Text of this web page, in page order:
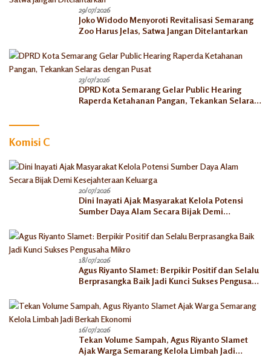
29/07/2026
Joko Widodo Menyoroti Revitalisasi Semarang
Zoo Harus Jelas, Satwa Jangan Ditelantarkan
23/07/2026
DPRD Kota Semarang Gelar Public Hearing
Raperda Ketahanan Pangan, Tekankan Selaras
Komisi C
20/07/2026
Dini Inayati Ajak Masyarakat Kelola Potensi
Sumber Daya Alam Secara Bijak Demi
18/07/2026
Agus Riyanto Slamet: Berpikir Positif dan Selalu
Berprasangka Baik Jadi Kunci Sukses Pengusaha
16/07/2026
Tekan Volume Sampah, Agus Riyanto Slamet
Ajak Warga Semarang Kelola Limbah Jadi